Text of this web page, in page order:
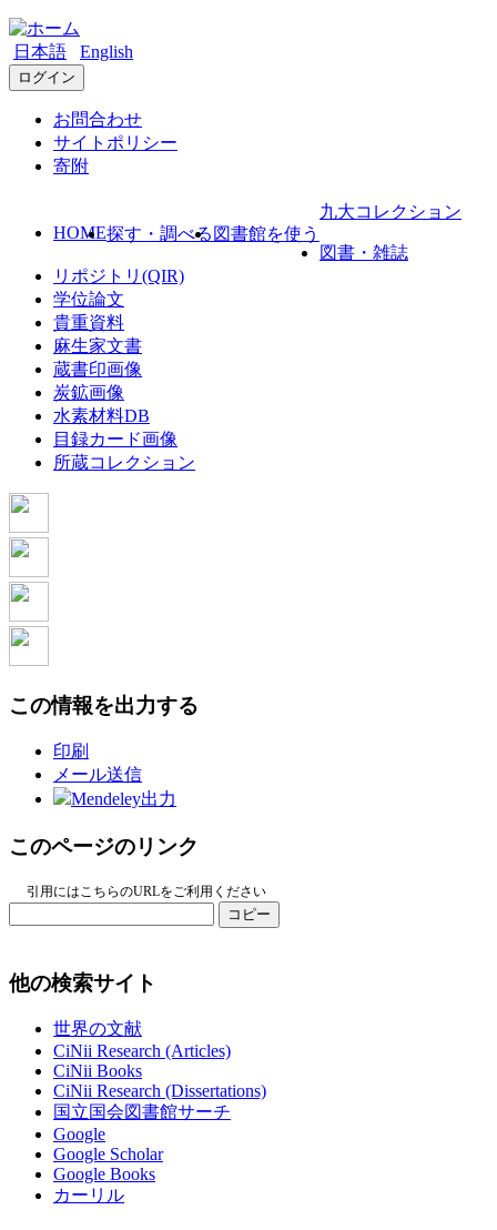
日本語 English
ログイン
お問合わせ
サイトポリシー
寄附
HOME探す・調べる 図書館を使う
九大コレクション
図書・雑誌
リポジトリ(QIR)
学位論文
貴重資料
麻生家文書
蔵書印画像
炭鉱画像
水素材料DB
目録カード画像
所蔵コレクション
この情報を出力する
印刷
メール送信
Mendeley出力
このページのリンク
引用にはこちらのURLをご利用ください
コピー
他の検索サイト
世界の文献
CiNii Research (Articles)
CiNii Books
CiNii Research (Dissertations)
国立国会図書館サーチ
Google
Google Scholar
Google Books
カーリル